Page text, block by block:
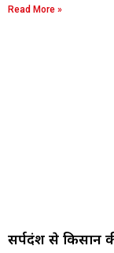
Read More »
सर्पदंश से किसान